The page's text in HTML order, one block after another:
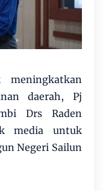
daerah, Pj
Drs Raden
media untuk
Negeri Sailun